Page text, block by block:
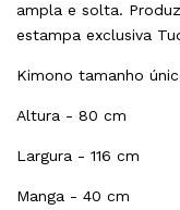
ampla e solta.
estampa exclusiva
Kimono tamanho
Altura - 80 cm
Largura - 116 cm
Manga - 40 cm